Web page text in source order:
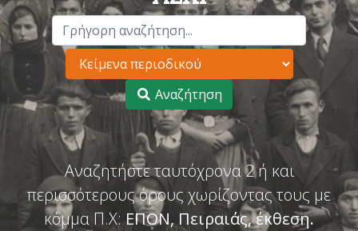
Αναζήτηση
Αναζητήστε ταυτόχρονα 2 ή και
περισσότερους όρους χωρίζοντας τους με
κόμμα Π.Χ: ΕΠΟΝ, Πειραιάς, έκθεση.